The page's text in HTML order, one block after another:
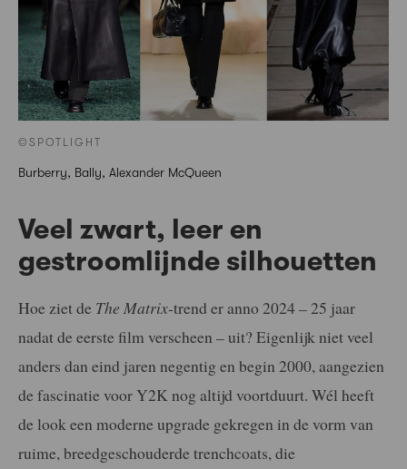
©SPOTLIGHT
Burberry, Bally, Alexander McQueen
Veel zwart, leer en
gestroomlijnde silhouetten
Hoe ziet de The Matrix-trend er anno 2024 – 25 jaar
nadat de eerste film verscheen – uit? Eigenlijk niet veel
anders dan eind jaren negentig en begin 2000, aangezien
de fascinatie voor Y2K nog altijd voortduurt. Wél heeft
de look een moderne upgrade gekregen in de vorm van
ruime, breedgeschouderde trenchcoats, die